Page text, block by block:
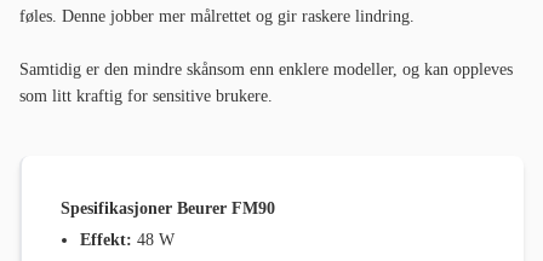
føles. Denne jobber mer målrettet og gir raskere lindring.
Samtidig er den mindre skånsom enn enklere modeller, og kan oppleves
som litt kraftig for sensitive brukere.
Spesifikasjoner Beurer FM90
Effekt: 48 W